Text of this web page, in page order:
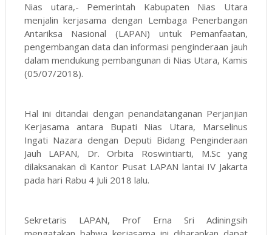
Nias utara,- Pemerintah Kabupaten Nias Utara
menjalin kerjasama dengan Lembaga Penerbangan
Antariksa Nasional (LAPAN) untuk Pemanfaatan,
pengembangan data dan informasi penginderaan jauh
dalam mendukung pembangunan di Nias Utara, Kamis
(05/07/2018).
Hal ini ditandai dengan penandatanganan Perjanjian
Kerjasama antara Bupati Nias Utara, Marselinus
Ingati Nazara dengan Deputi Bidang Penginderaan
Jauh LAPAN, Dr. Orbita Roswintiarti, M.Sc yang
dilaksanakan di Kantor Pusat LAPAN lantai IV Jakarta
pada hari Rabu 4 Juli 2018 lalu.
Sekretaris LAPAN, Prof Erna Sri Adiningsih